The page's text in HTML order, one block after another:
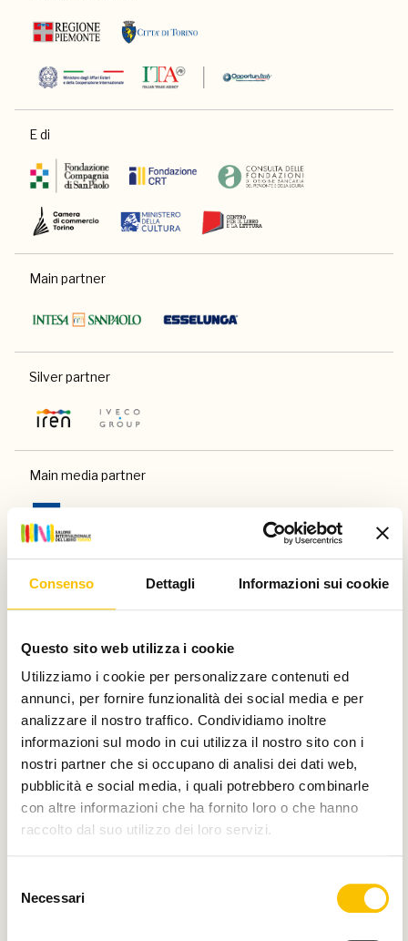
Consenso Dettagli Informazioni sui cookie
Questo sito web utilizza i cookie
Utilizziamo i cookie per personalizzare contenuti ed
annunci, per fornire funzionalità dei social media e per
analizzare il nostro traffico. Condividiamo inoltre
informazioni sul modo in cui utilizza il nostro sito con i
nostri partner che si occupano di analisi dei dati web,
pubblicità e social media, i quali potrebbero combinarle
con altre informazioni che ha fornito loro o che hanno
raccolto dal suo utilizzo dei loro servizi.
delNecessari
E di
Main partner
Silver partner
Main media partner
Con il contributo di
Charity partner